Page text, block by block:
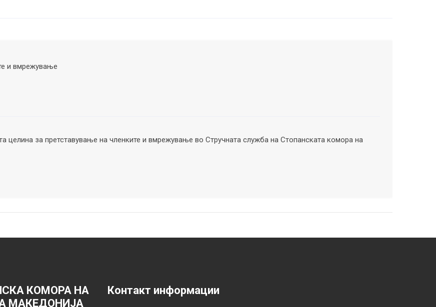
и вмрежување
целина за претставување на членките и вмрежување во Стручната служба на Стопанската комора на
КОМОРА НА
МАКЕДОНИЈА
Контакт информации